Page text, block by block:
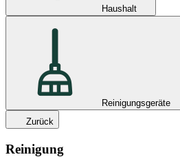
Haushalt
Reinigungsgeräte
Zurück
Reinigung